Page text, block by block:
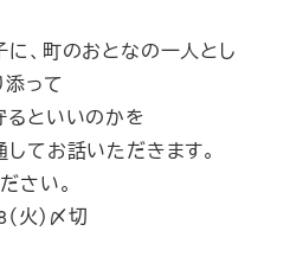
、町のおとなの一人とし
って
といいのかを
てお話いただきます。
さい。
火）〆切